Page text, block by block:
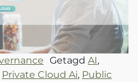
Getagd AI,
Private Cloud Ai, Public